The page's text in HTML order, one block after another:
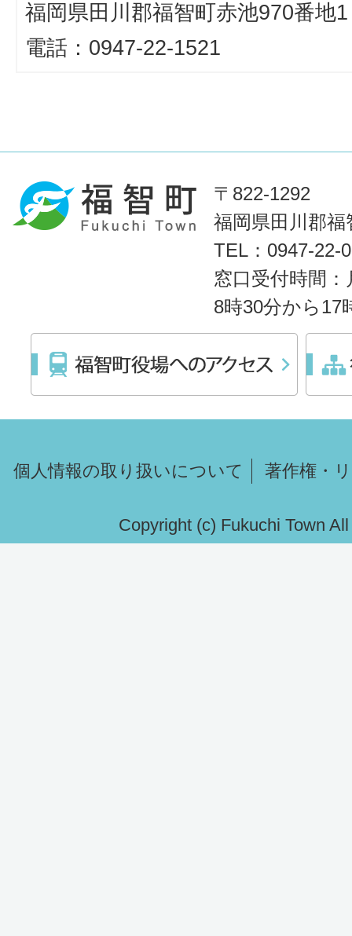
福岡県田川郡福智町赤池970番地1
電話：0947-22-1521
〒822-1292
福岡県田川郡福
TEL：0947-22-
窓口受付時間
8時30分から17
個人情報の取り扱いについて 著作権・
Copyright (c) Fukuchi Town